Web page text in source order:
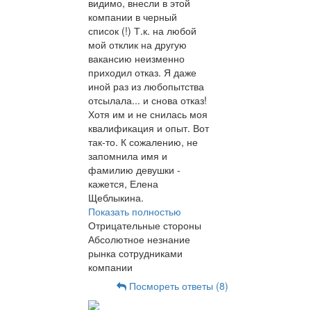
компании в черный
список (!) Т.к. на любой
мой отклик на другую
вакансию неизменно
приходил отказ. Я даже
иной раз из любопытства
отсылала... и снова отказ!
Хотя им и не снилась моя
квалификация и опыт. Вот
так-то. К сожалению, не
запомнила имя и
фамилию девушки -
кажется, Елена
Щеблыкина.
Показать полностью
Отрицательные стороны
Абсолютное незнание
рынка сотрудниками
компании
Посмореть ответы (8)